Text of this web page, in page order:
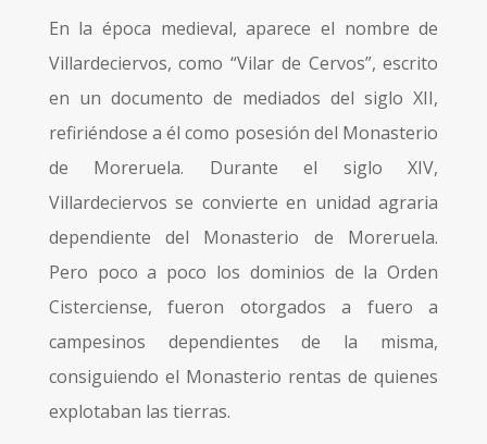
En la época medieval, aparece el nombre de
Villardeciervos, como “Vilar de Cervos”, escrito
en un documento de mediados del siglo XII,
refiriéndose a él como posesión del Monasterio
de Moreruela. Durante el siglo XIV,
Villardeciervos se convierte en unidad agraria
dependiente del Monasterio de Moreruela.
Pero poco a poco los dominios de la Orden
Cisterciense, fueron otorgados a fuero a
campesinos dependientes de la misma,
consiguiendo el Monasterio rentas de quienes
explotaban las tierras.